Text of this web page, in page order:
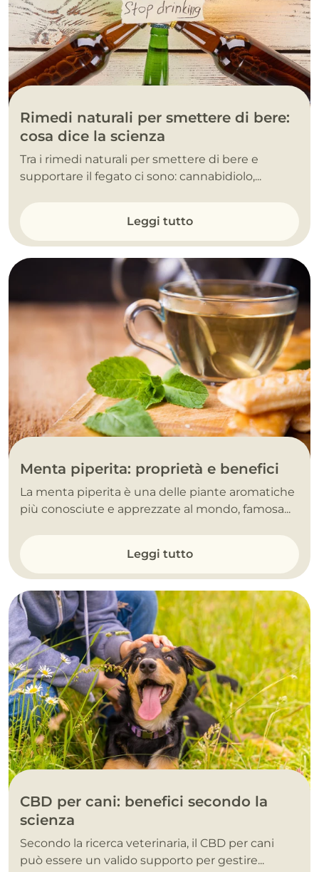
Rimedi naturali per smettere di bere:
cosa dice la scienza
Tra i rimedi naturali per smettere di bere e
supportare il fegato ci sono: cannabidiolo,...
Leggi tutto
Menta piperita: proprietà e benefici
La menta piperita è una delle piante aromatiche
più conosciute e apprezzate al mondo, famosa...
Leggi tutto
CBD per cani: benefici secondo la
scienza
Secondo la ricerca veterinaria, il CBD per cani
può essere un valido supporto per gestire...